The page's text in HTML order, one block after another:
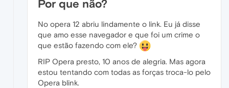
Por que não?
No opera 12 abriu lindamente o link. Eu já disse
que amo esse navegador e que foi um crime o
que estão fazendo com ele?
RIP Opera presto, 10 anos de alegria. Mas agora
estou tentando com todas as forças troca-lo pelo
Opera blink.